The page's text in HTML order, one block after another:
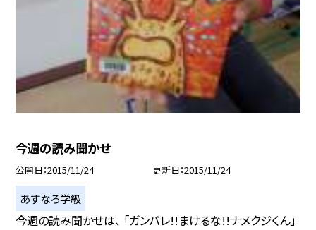
今週の読み聞かせ
公開日 2015/11/24 更新日 2015/11/24
あすなろ学級
今週の読み聞かせは、 「ガンバレ!!まけるな!!ナメクジくん」